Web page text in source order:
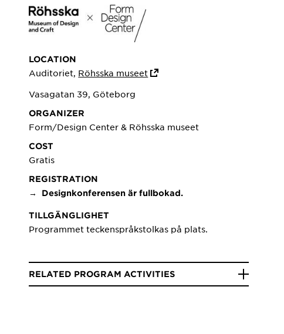
LOCATION
Auditoriet, Röhsska museet
Vasagatan 39, Göteborg
ORGANIZER
Form/Design Center & Röhsska museet
COST
Gratis
REGISTRATION
→ Designkonferensen är fullbokad.
TILLGÄNGLIGHET
Programmet teckenspråkstolkas på plats.
RELATED PROGRAM ACTIVITIES